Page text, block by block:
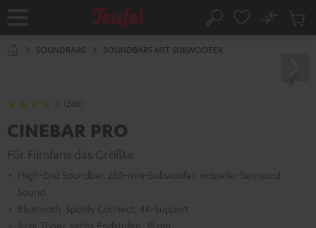
Startseite Suche
No
SOUNDBARS SOUNDBARS MIT SUBWOOFER
(248)
CINEBAR PRO
Für Filmfans das Größte
High-End Soundbar, 250-mm-Subwoofer, virtueller Surround
Sound
Bluetooth, Spotify Connect, 4K-Support
Acht Töner, sechs Endstufen, 35 qm